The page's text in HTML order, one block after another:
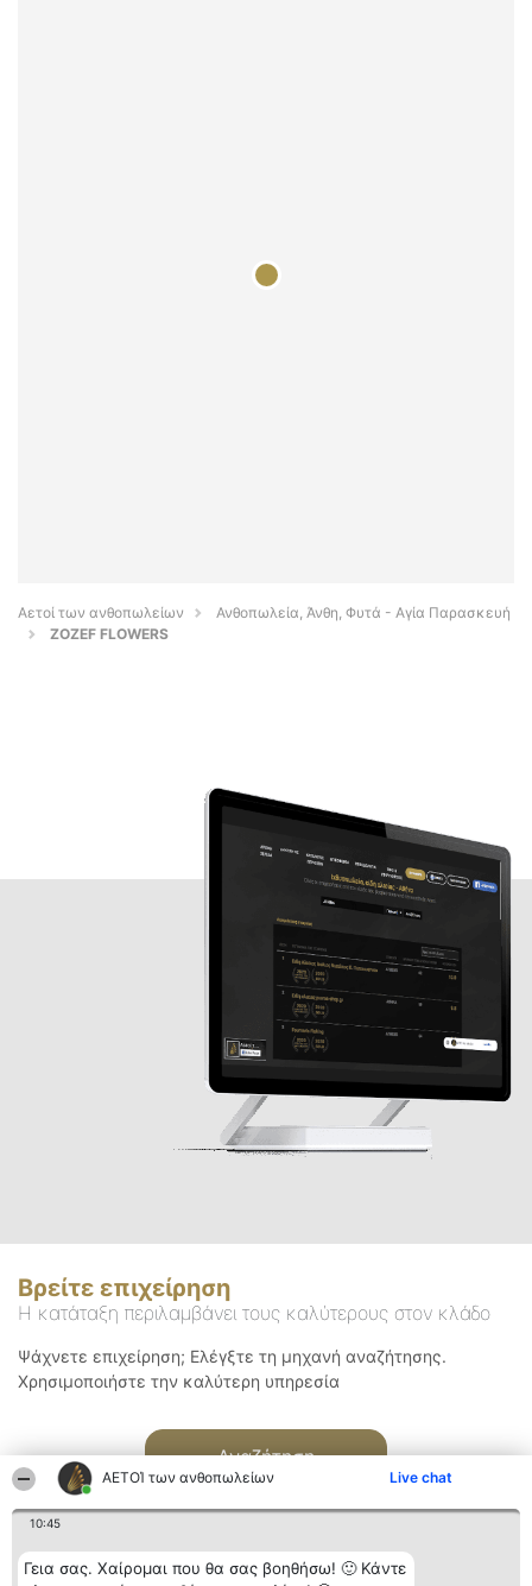
ΑΕΤΟΊ των ανθοπωλείων Live chat
10:45
Γεια σας. Χαίρομαι που θα σας βοηθήσω! 🙂 Κάντε
Αετοί των ανθοπωλείων
Ανθοπωλεία, Άνθη, Φυτά - Αγία Παρασκευή
ZOZEF FLOWERS
Βρείτε επιχείρηση
Η κατάταξη περιλαμβάνει τους καλύτερους στον κλάδο
Ψάχνετε επιχείρηση; Ελέγξτε τη μηχανή αναζήτησης.
Χρησιμοποιήστε την καλύτερη υπηρεσία
Αναζήτηση